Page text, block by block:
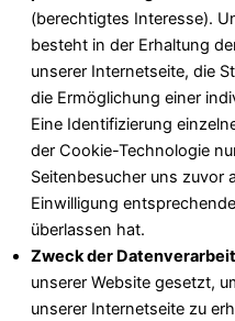
(berechtigtes Interesse).
besteht in der Erhaltung
unserer Internetseite, die
die Ermöglichung einer
Eine Identifizierung
der Cookie-Technologie
Seitenbesucher uns zuvor
Einwilligung
überlassen hat.
Zweck der
unserer Website gesetzt,
unserer Internetseite zu